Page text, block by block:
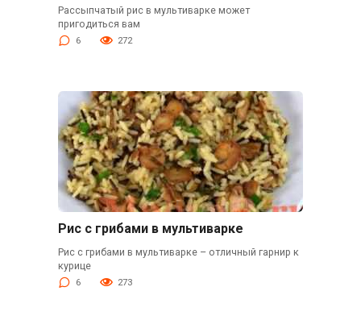
Рассыпчатый рис в мультиварке может
пригодиться вам
6 272
Рис с грибами в мультиварке
Рис с грибами в мультиварке – отличный гарнир к
курице
6 273